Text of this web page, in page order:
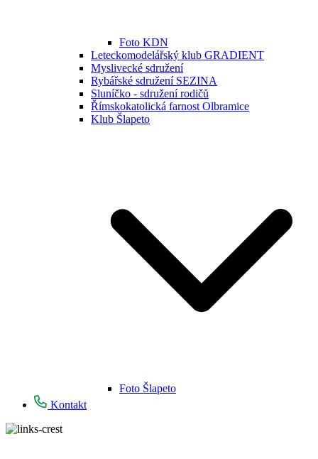
Foto KDN
Leteckomodelářský klub GRADIENT
Myslivecké sdružení
Rybářské sdružení SEZINA
Sluníčko - sdružení rodičů
Římskokatolická farnost Olbramice
Klub Šlapeto
Foto Šlapeto
Kontakt